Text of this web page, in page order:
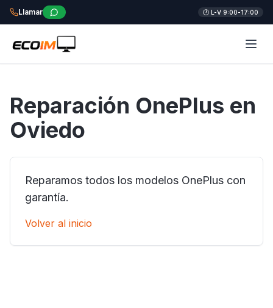
Llamar 🕐 L-V 9:00-17:00
Reparación OnePlus en
Oviedo
Reparamos todos los modelos OnePlus con
garantía.
Volver al inicio